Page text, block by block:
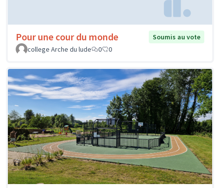
Pour une cour du monde
Soumis au vote
college Arche du lude
0 0